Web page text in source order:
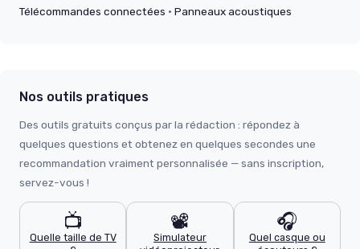
Télécommandes connectées · Panneaux acoustiques
Nos outils pratiques
Des outils gratuits conçus par la rédaction : répondez à
quelques questions et obtenez en quelques secondes une
recommandation vraiment personnalisée — sans inscription,
servez-vous !
📺
Quelle taille de TV
📽️
Simulateur
🎧
Quel casque ou